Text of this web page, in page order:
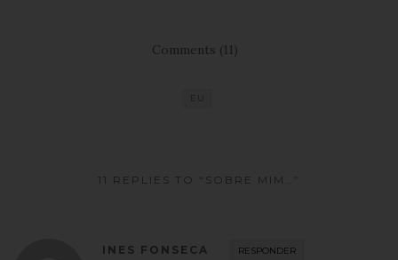
Comments (11)
11 REPLIES TO “SOBRE MIM…”
INES FONSECA RESPONDER